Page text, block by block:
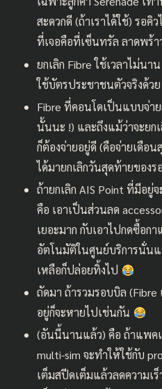
สะดวกดี (ถ้าเราได้ใช้) รอคิ
ที่เจอคือที่เซ็นทรัล ลาดพร้า
ยกเลิก Fibre ใช้เวลาไม่น
ใช้บัตรประชาชนตัวจริงด้ว
Fibre ที่คอนโดเป็นแบบจ่า
นั้นนะ !) และถึงแม้ว่าจะยก
ก็ต้องจ่ายอยู่ดี (คือจ่ายเดือ
ได้มายกเลิกวันสุดท้ายของร
ถ้ายกเลิก AIS Point ที่มีอยู่
คือ เอาเป็นส่วนลด
เยอะมาก กับเอาไปกดซื้อก
อัตโนมัติในศูนย์บริการนั่น
เหลือก็ปล่อยทิ้งไป
ถัดมา ถ้ารวมรอบบิล
อยู่ก็จะหายไปเช่นกัน
(อันนี้นานแล้ว) คือ ถ้าแพค
multi-sim จะทำให้ใช้กับ
เต็มสปีดเต็มแล้วลดความเ